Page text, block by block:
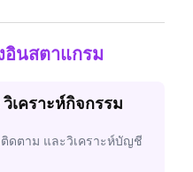
อินสตาแกรม
วิเคราะห์กิจกรรม
ดตาม และวิเคราะห์บัญชี